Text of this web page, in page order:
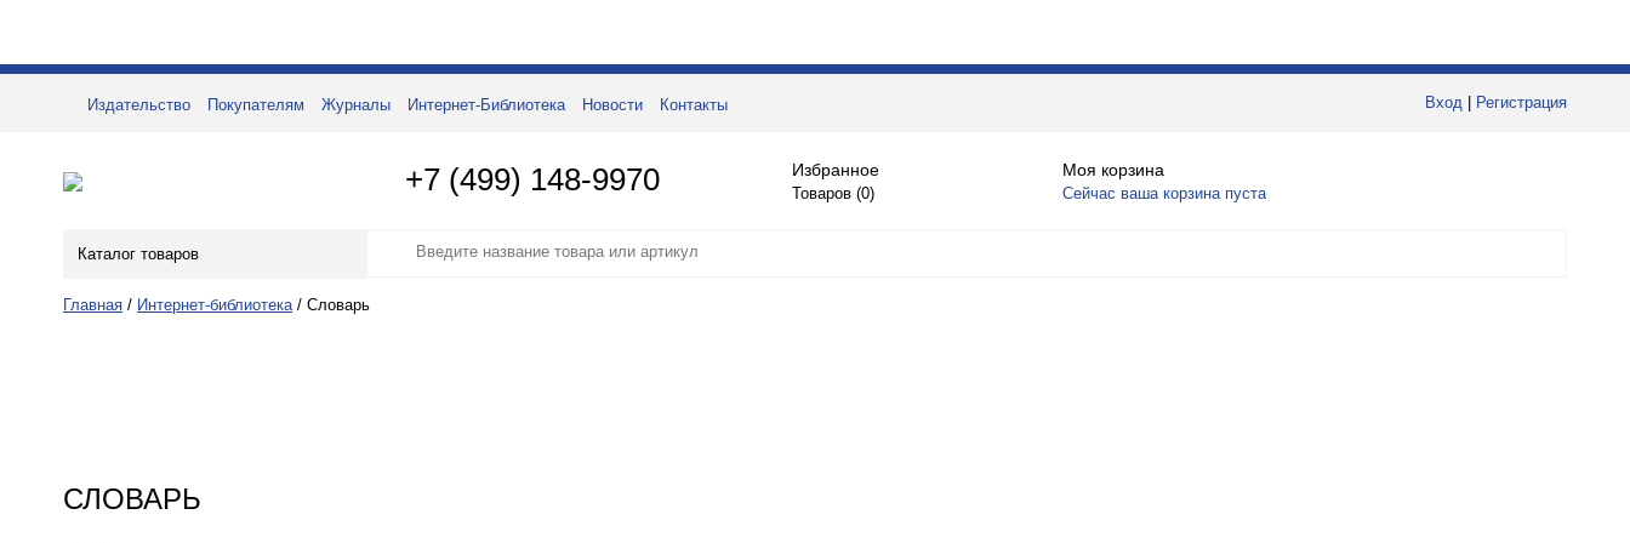
Вход Регистрация
Издательство Покупателям Журналы Интернет-Библиотека Новости Контакты
+7 (499) 148-9970 Избранное
Товаров (0)
Моя корзина
Сейчас ваша корзина пуста
Каталог товаров
Главная / Интернет-библиотека / Словарь
СЛОВАРЬ